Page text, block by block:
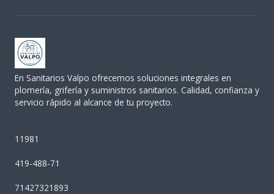
En Sanitarios Valpo ofrecemos soluciones integrales en
plomería, grifería y suministros sanitarios. Calidad, confianza y
servicio rápido al alcance de tu proyecto.
11981
419-488-71
71427321893